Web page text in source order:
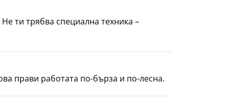
ти трябва специална техника –
прави работата по-бърза и по-лесна.